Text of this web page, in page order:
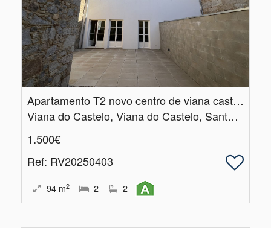
Apartamento T2 novo centro de viana castelo
Viana do Castelo, Viana do Castelo, Santa Maria Maior e Monserrate e Meadela
1.500€
Ref: RV20250403
94 m2 2 2